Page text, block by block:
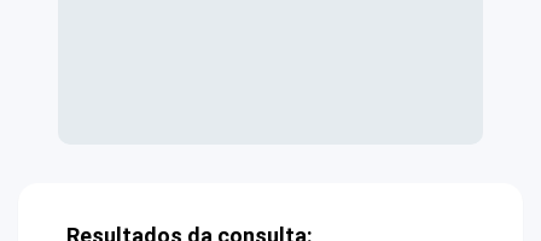
Resultados da consulta: